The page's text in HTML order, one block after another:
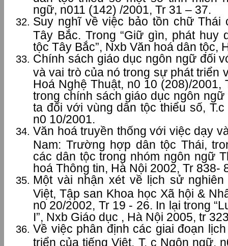
ngữ, n011 (142) /2001, Tr 31 – 37.
Suy nghĩ về việc bảo tồn chữ Thái
Tây Bắc. Trong “Giữ gìn, phát huy
tộc Tây Bắc”, Nxb Văn hoá dân tộc,
Chính sách giáo dục ngôn ngữ đối
và vai trò của nó trong sự phát triển
Hoá Nghệ Thuật, n0 10 (208)/2001,
trong chính sách giáo dục ngôn
ta đối với vùng dân tộc thiểu số,
n0 10/2001.
Văn hoá truyền thống với việc dạy
Nam: Trường hợp dân tộc Thái,
các dân tộc trong nhóm ngôn ngữ
hoá Thông tin, Hà Nội 2002, Tr 838-
Một vài nhận xét về lịch sử
Việt, Tập san Khoa học Xã hội &
n0 20/2002, Tr 19 - 26. In lại trong
I”, Nxb Giáo dục , Hà Nội 2005, tr
Về việc phân định các giai đoạn
triển của tiếng Việt, T. c Ngôn ngữ,